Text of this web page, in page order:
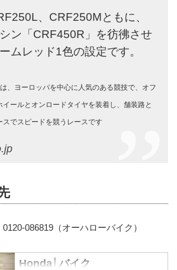
、CRF250Mともに、
ン「CRF450R」を彷彿させ
ムレッド1色の設定です。
、ヨーロッパを中心に人気のある競技で、オフ
イールとオンロードタイヤを装着し、舗装路と
スでスピードを競うレースです
086819（オーハローバイク）
Honda│バイク